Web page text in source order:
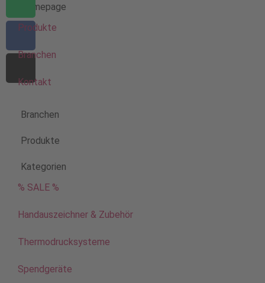
Homepage
Produkte
Branchen
Kontakt
Branchen
Produkte
Kategorien
% SALE %
Handauszeichner & Zubehör
Thermodrucksysteme
Spendgeräte